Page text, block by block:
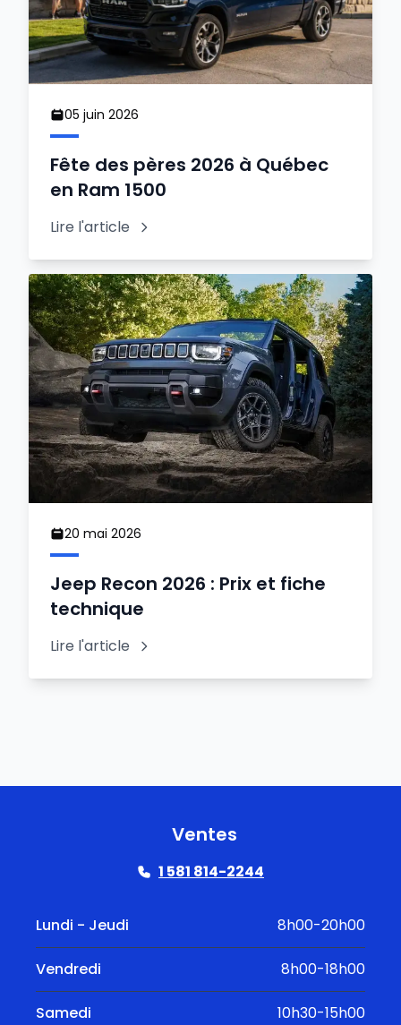
05 juin 2026
Fête des pères 2026 à Québec
en Ram 1500
Lire l'article
20 mai 2026
Jeep Recon 2026 : Prix et fiche
technique
Lire l'article
Ventes
1 581 814-2244
Lundi - Jeudi 8h00-20h00
Vendredi 8h00-18h00
Samedi 10h30-15h00